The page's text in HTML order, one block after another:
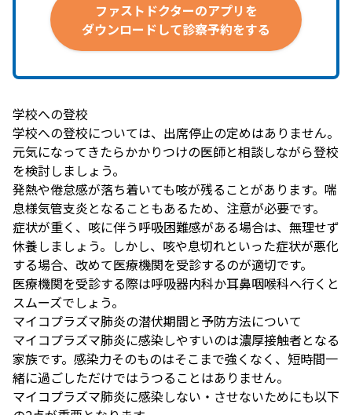
ファストドクターのアプリを
ダウンロードして診察予約をする
学校への登校
学校への登校については、出席停止の定めはありません。
元気になってきたらかかりつけの医師と相談しながら登校
を検討しましょう。
発熱や倦怠感が落ち着いても咳が残ることがあります。喘
息様気管支炎となることもあるため、注意が必要です。
症状が重く、咳に伴う呼吸困難感がある場合は、無理せず
休養しましょう。しかし、咳や息切れといった症状が悪化
する場合、改めて医療機関を受診するのが適切です。
医療機関を受診する際は呼吸器内科か耳鼻咽喉科へ行くと
スムーズでしょう。
マイコプラズマ肺炎の潜伏期間と予防方法について
マイコプラズマ肺炎に感染しやすいのは濃厚接触者となる
家族です。感染力そのものはそこまで強くなく、短時間一
緒に過ごしただけではうつることはありません。
マイコプラズマ肺炎に感染しない・させないためにも以下